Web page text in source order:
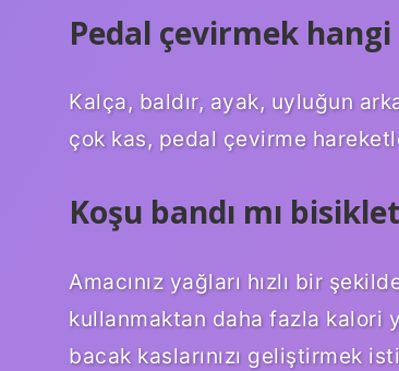
Pedal çevirmek hangi
Kalça, baldır, ayak, uyluğun
çok kas, pedal çevirme
Koşu bandı mı
Amacınız yağları hızlı bir
kullanmaktan daha fazla kalori
bacak kaslarınızı geliştirmek